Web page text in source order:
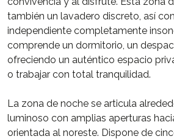
también un lavadero discreto, así
independiente completamente
comprende un dormitorio, un
ofreciendo un auténtico espacio
o trabajar con total tranquilidad.
La zona de noche se articula
luminoso con amplias aperturas
orientada al noreste. Dispone de